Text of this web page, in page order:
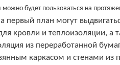
будет пользоваться на
первый план могут
кровли и теплоизоляции, а
из переработанной
каркасом и стенами из